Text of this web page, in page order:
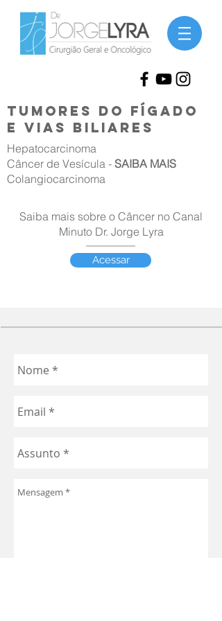
TUMORES do fígado
e vias biliares
Hepatocarcinoma
Câncer de Vesícula - SAIBA MAIS
Colangiocarcinoma
Saiba mais sobre o Câncer no Canal
Minuto Dr. Jorge Lyra
Acessar